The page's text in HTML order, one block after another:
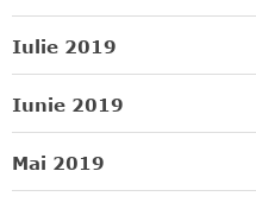
Iulie 2019
Iunie 2019
Mai 2019